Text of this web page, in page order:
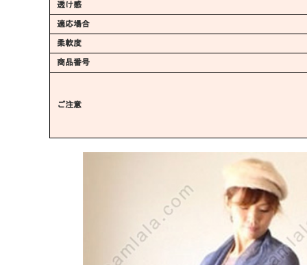
透け感
適応場合
柔軟度
商品番号
ご注意